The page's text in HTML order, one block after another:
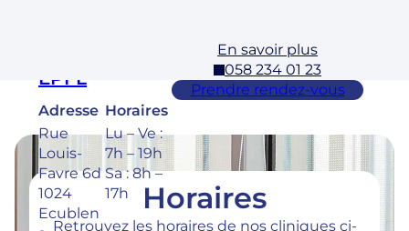
EPFL
Adresse
Rue
Louis-
Favre 6d
1024
Ecublen
Horaires
Lu – Ve :
7h – 19h
Sa : 8h –
17h
En savoir plus
058 234 01 23
Prendre rendez-vous
Horaires
Retrouvez les horaires de nos cliniques ci-